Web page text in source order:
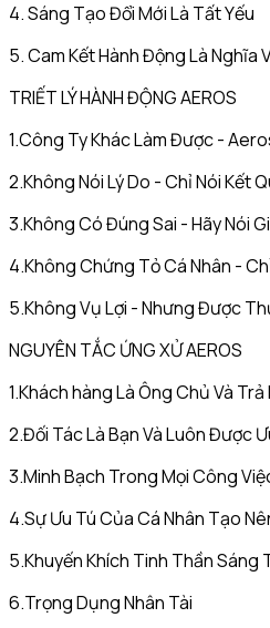
4. Sáng Tạo Đổi Mới Là Tất Yếu
5. Cam Kết Hành Động Là Nghĩa
TRIẾT LÝ HÀNH ĐỘNG AEROS
1.Công Ty Khác Làm Được -
2.Không Nói Lý Do - Chỉ Nói Kết
3.Không Có Đúng Sai - Hãy Nói
4.Không Chứng Tỏ Cá Nhân -
5.Không Vụ Lợi - Nhưng Được
NGUYÊN TẮC ỨNG XỬ AEROS
1.Khách hàng Là Ông Chủ Và
2.Đối Tác Là Bạn Và Luôn Được
3.Minh Bạch Trong Mọi Công
4.Sự Ưu Tú Của Cá Nhân Tạo
5.Khuyến Khích Tinh Thần Sáng
6.Trọng Dụng Nhân Tài